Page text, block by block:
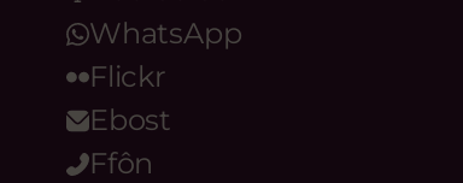
WhatsApp
Flickr
Ebost
Ffôn